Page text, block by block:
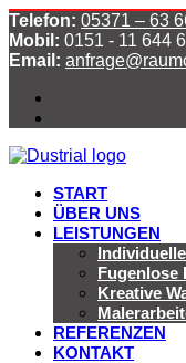
Telefon: 05371 – 63
Mobil: 0151 - 11 644
Email:
START
ÜBER UNS
LEISTUNGEN
Fugenlose
Kreative
REFERENZEN
KONTAKT